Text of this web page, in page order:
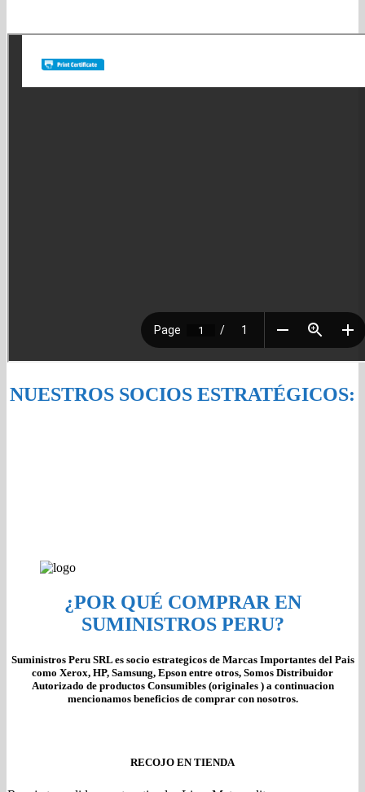
NUESTROS SOCIOS ESTRATÉGICOS:
¿POR QUÉ COMPRAR EN
SUMINISTROS PERU?
Suministros Peru SRL es socio estrategicos de Marcas Importantes del Pais
como Xerox, HP, Samsung, Epson entre otros, Somos Distribuidor
Autorizado de productos Consumibles (originales ) a continuacion
mencionamos beneficios de comprar con nosotros.
RECOJO EN TIENDA